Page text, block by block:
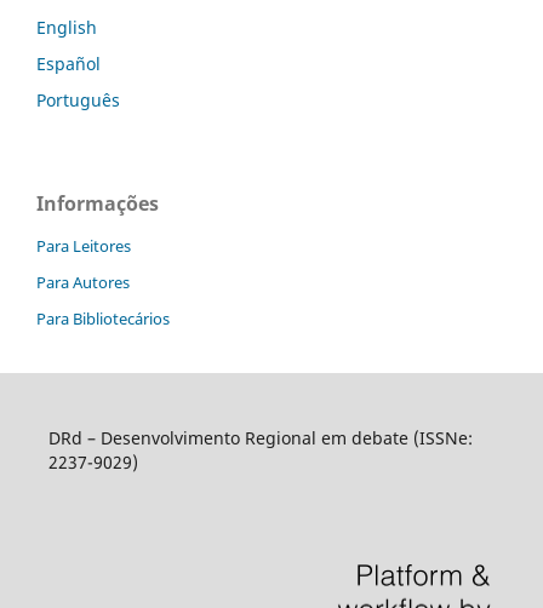
English
Español
Português
Informações
Para Leitores
Para Autores
Para Bibliotecários
DRd – Desenvolvimento Regional em debate (ISSNe:
2237-9029)